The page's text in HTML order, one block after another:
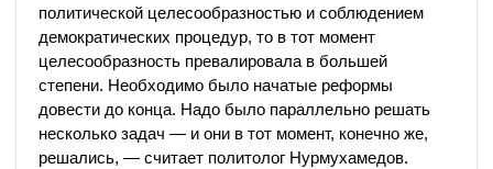
политической целесообразностью и соблюдением
демократических процедур, то в тот момент
целесообразность превалировала в большей
степени. Необходимо было начатые реформы
довести до конца. Надо было параллельно решать
несколько задач — и они в тот момент, конечно же,
решались, — считает политолог Нурмухамедов.